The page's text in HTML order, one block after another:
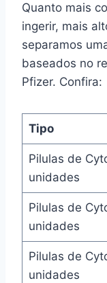
Quanto mais
ingerir, mais
separamos
baseados no
Pfizer. Confira:
Tipo
Pilulas de
unidades
Pilulas de
unidades
Pilulas de
unidades